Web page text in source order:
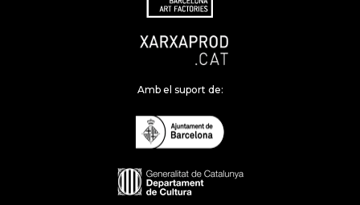
Amb el suport de: